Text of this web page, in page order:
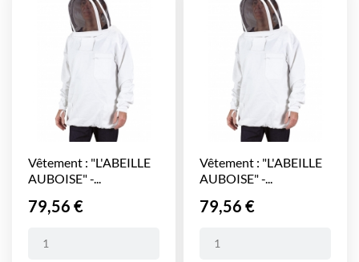
Vêtement : "L'ABEILLE
AUBOISE" -...
Prix
79,56 €
Vêtement : "L'ABEILLE
AUBOISE" -...
Prix
79,56 €